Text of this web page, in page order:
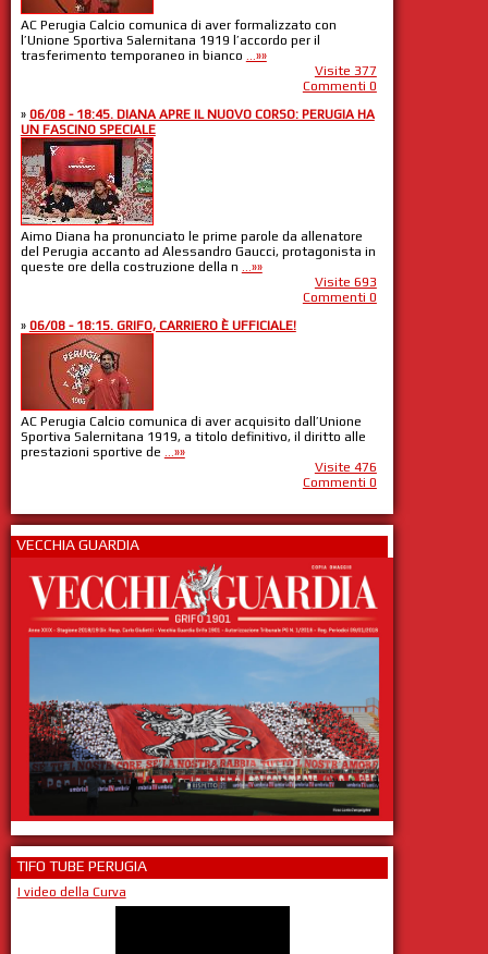
AC Perugia Calcio comunica di aver formalizzato con
l’Unione Sportiva Salernitana 1919 l’accordo per il
trasferimento temporaneo in bianco ...»»
Visite 377
Commenti 0
» 06/08 - 18:45. DIANA APRE IL NUOVO CORSO: PERUGIA HA
UN FASCINO SPECIALE
Aimo Diana ha pronunciato le prime parole da allenatore
del Perugia accanto ad Alessandro Gaucci, protagonista in
queste ore della costruzione della n ...»»
Visite 693
Commenti 0
» 06/08 - 18:15. GRIFO, CARRIERO È UFFICIALE!
AC Perugia Calcio comunica di aver acquisito dall’Unione
Sportiva Salernitana 1919, a titolo definitivo, il diritto alle
prestazioni sportive de ...»»
Visite 476
Commenti 0
VECCHIA GUARDIA
TIFO TUBE PERUGIA
I video della Curva